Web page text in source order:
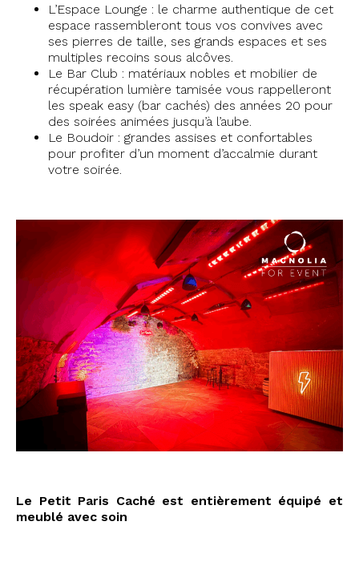
L’Espace Lounge : le charme authentique de cet
espace rassembleront tous vos convives avec
ses pierres de taille, ses grands espaces et ses
multiples recoins sous alcôves.
Le Bar Club : matériaux nobles et mobilier de
récupération lumière tamisée vous rappelleront
les speak easy (bar cachés) des années 20 pour
des soirées animées jusqu’à l’aube.
Le Boudoir : grandes assises et confortables
pour profiter d’un moment d’accalmie durant
votre soirée.
Le Petit Paris Caché est entièrement équipé et
meublé avec soin